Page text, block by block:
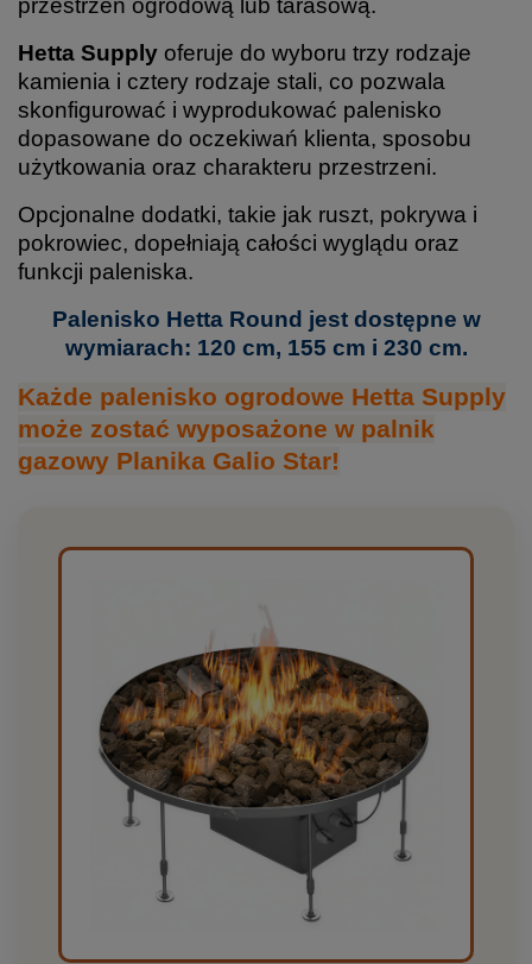
przestrzeń ogrodową lub tarasową.
Hetta Supply oferuje do wyboru trzy rodzaje
kamienia i cztery rodzaje stali, co pozwala
skonfigurować i wyprodukować palenisko
dopasowane do oczekiwań klienta, sposobu
użytkowania oraz charakteru przestrzeni.
Opcjonalne dodatki, takie jak ruszt, pokrywa i
pokrowiec, dopełniają całości wyglądu oraz
funkcji paleniska.
Palenisko Hetta Round jest dostępne w
wymiarach: 120 cm, 155 cm i 230 cm.
Każde palenisko ogrodowe Hetta Supply
może zostać wyposażone w palnik
gazowy Planika Galio Star!